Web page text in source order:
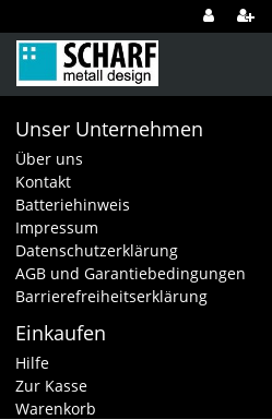
Unser Unternehmen
Über uns
Kontakt
Batteriehinweis
Impressum
Datenschutzerklärung
AGB und Garantiebedingungen
Barrierefreiheitserklärung
Einkaufen
Hilfe
Zur Kasse
Warenkorb